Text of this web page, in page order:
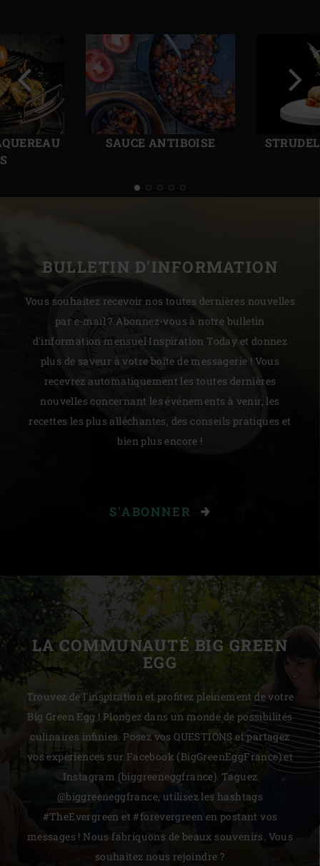
SAUCE ANTIBOISE
Diapo
précédente
BULLETIN D'INFORMATION
Vous souhaitez recevoir nos toutes dernières nouvelles
par e-mail ? Abonnez-vous à notre bulletin
d'information mensuel Inspiration Today et donnez
plus de saveur à votre boîte de messagerie ! Vous
recevrez automatiquement les toutes dernières
nouvelles concernant les événements à venir, les
recettes les plus alléchantes, des conseils pratiques et
bien plus encore !
S'ABONNER
LA COMMUNAUTÉ BIG GREEN
EGG
Trouvez de l'inspiration et profitez pleinement de votre
Big Green Egg ! Plongez dans un monde de possibilités
culinaires infinies. Posez vos QUESTIONS et partagez
vos expériences sur Facebook (BigGreenEggFrance) et
Instagram (biggreeneggfrance). Taguez
@biggreeneggfrance, utilisez les hashtags
#TheEvergreen et #forevergreen en postant vos
messages ! Nous fabriquons de beaux souvenirs. Vous
souhaitez nous rejoindre ?